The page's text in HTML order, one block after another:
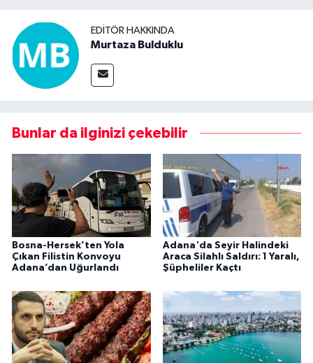
EDITÖR HAKKINDA
Murtaza Bulduklu
Bunlar da ilginizi çekebilir
Bosna-Hersek’ten Yola
Çıkan Filistin Konvoyu
Adana’dan Uğurlandı
Adana'da Seyir Halindeki
Araca Silahlı Saldırı: 1 Yaralı,
Şüpheliler Kaçtı